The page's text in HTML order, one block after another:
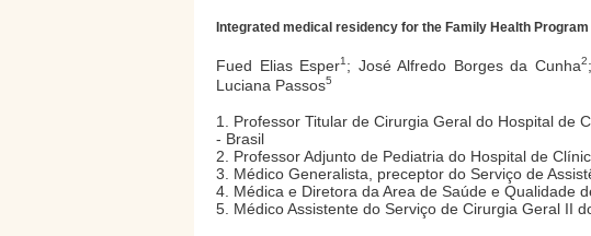
Integrated medical residency for the Family Health Program
Fued Elias Esper1 ; José Alfredo Borges da Cunha2
Luciana Passos5
1. Professor Titular de Cirurgia Geral do Hospital de
- Brasil
2. Professor Adjunto de Pediatria do Hospital de
3. Médico Generalista, preceptor do Serviço de
4. Médica e Diretora da Area de Saúde e Qualidade
5. Médico Assistente do Serviço de Cirurgia Geral II